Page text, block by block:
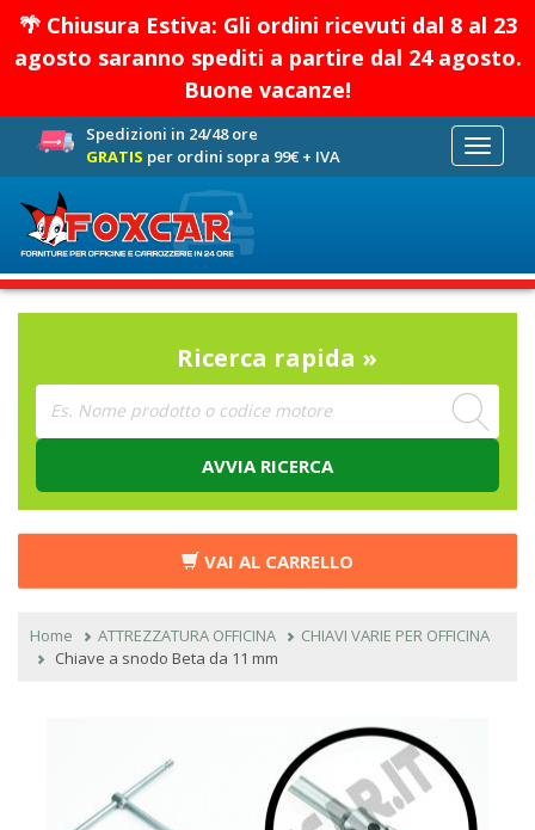
🌴 Chiusura Estiva: Gli ordini ricevuti dal 8 al 23
agosto saranno spediti a partire dal 24 agosto.
Buone vacanze!
Spedizioni in 24/48 ore
GRATIS per ordini sopra 99€ + IVA
Toggle
Ricerca rapida »
AVVIA RICERCA
VAI AL CARRELLO
Home ATTREZZATURA OFFICINA
CHIAVI VARIE PER OFFICINA
Chiave a snodo Beta da 11 mm